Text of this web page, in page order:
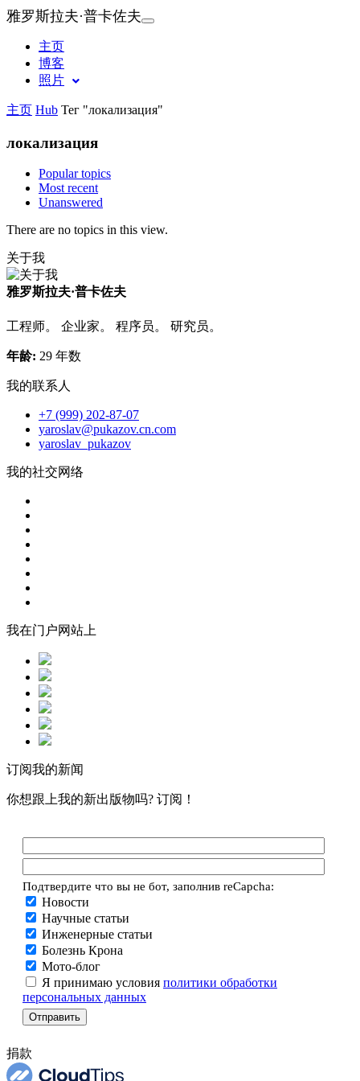
雅罗斯拉夫·普卡佐夫
主页
博客
照片
主页 Hub Тег "локализация"
локализация
Popular topics
Most recent
Unanswered
There are no topics in this view.
关于我
雅罗斯拉夫·普卡佐夫
工程师。 企业家。 程序员。 研究员。
年龄: 29 年数
我的联系人
+7 (999) 202-87-07
yaroslav@pukazov.cn.com
yaroslav_pukazov
我的社交网络
我在门户网站上
订阅我的新闻
你想跟上我的新出版物吗? 订阅！
Подтвердите что вы не бот, заполнив reCapcha:
Новости
Научные статьи
Инженерные статьи
Болезнь Крона
Мото-блог
Я принимаю условия политики обработки
персональных данных
捐款